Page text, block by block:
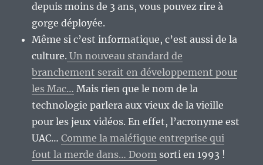
depuis moins de 3 ans, vous pouvez rire à
gorge déployée.
Même si c’est informatique, c’est aussi de la
culture. Un nouveau standard de
branchement serait en développement pour
les Mac… Mais rien que le nom de la
technologie parlera aux vieux de la vieille
pour les jeux vidéos. En effet, l’acronyme est
UAC…Comme la maléfique entreprise qui
fout la merde dans… Doom sorti en 1993 !